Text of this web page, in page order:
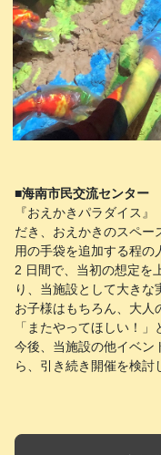
■海南市民交流センター
『おえかきパラダイス
だき、おえかきのスペー
用の手袋を追加する程の
2 日間で、当初の想定を
り、当施設として大きな
お子様はもちろん、大人
「またやってほしい！
今後、当施設の他イベン
ら、引き続き開催を検討